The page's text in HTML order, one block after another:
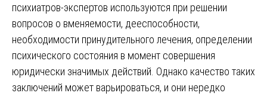
психиатров-экспертов используются при решении
вопросов о вменяемости, дееспособности,
необходимости принудительного лечения, определении
психического состояния в момент совершения
юридически значимых действий. Однако качество таких
заключений может варьироваться, и они нередко